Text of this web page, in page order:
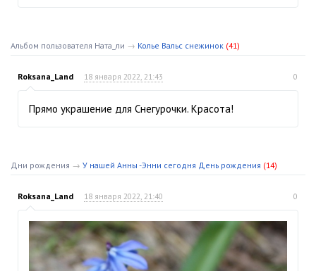
Альбом пользователя Ната_ли → Колье Вальс снежинок (41)
Roksana_Land 18 января 2022, 21:43 0
Прямо украшение для Снегурочки. Красота!
Дни рождения → У нашей Анны -Энни сегодня День рождения (14)
Roksana_Land 18 января 2022, 21:40 0